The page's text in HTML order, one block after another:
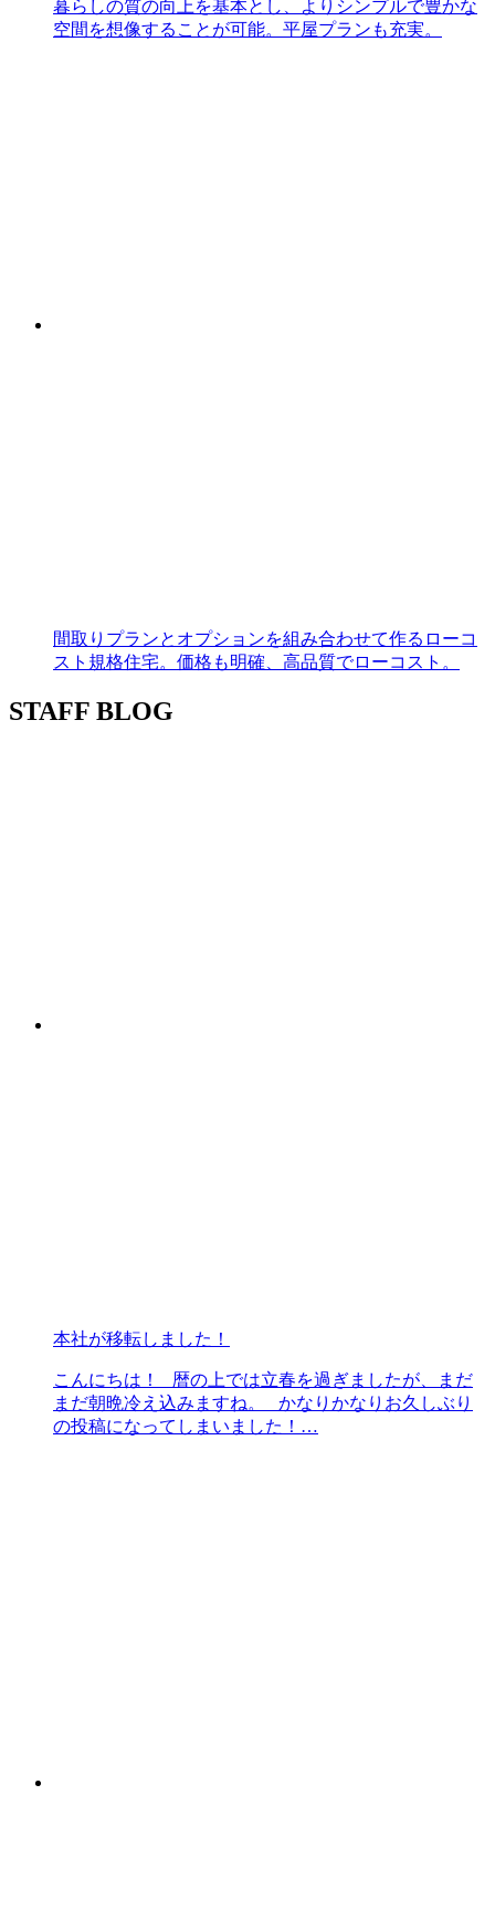
暮らしの質の向上を基本とし、よりシンプルで豊かな
空間を想像することが可能。平屋プランも充実。
間取りプランとオプションを組み合わせて作るローコ
スト規格住宅。価格も明確、高品質でローコスト。
STAFF BLOG
本社が移転しました！
こんにちは！ 暦の上では立春を過ぎましたが、まだ
まだ朝晩冷え込みますね。 かなりかなりお久しぶり
の投稿になってしまいました！…